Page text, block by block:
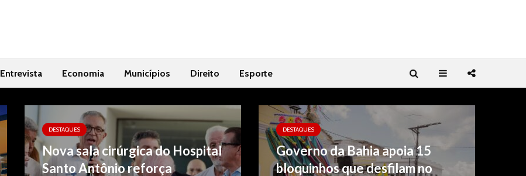
Entrevista Economia Municípios Direito Esporte
DESTAQUES
Nova sala cirúrgica do Hospital
Santo Antônio reforça
DESTAQUES
Governo da Bahia apoia 15
bloquinhos que desfilam no